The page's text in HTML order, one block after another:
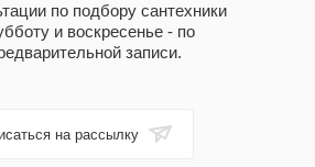
по подбору сантехники
и воскресенье - по
записи.
на рассылку